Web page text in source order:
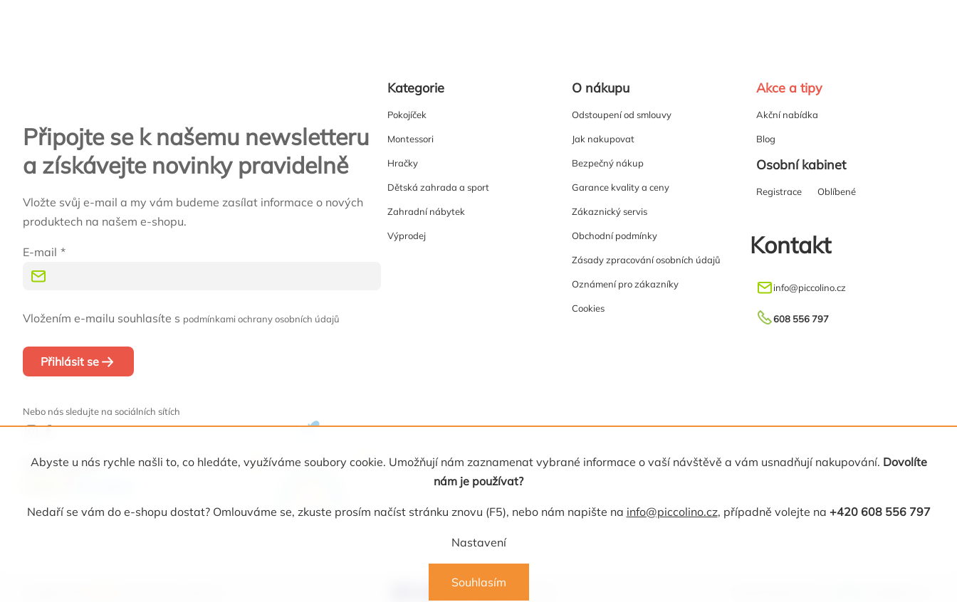
Abyste u nás rychle našli to, co hledáte, využíváme soubory cookie. Umožňují nám zaznamenat vybrané informace o vaší návštěvě a vám usnadňují nakupování. Dovolíte
nám je používat?
Nedaří se vám do e-shopu dostat? Omlouváme se, zkuste prosím načíst stránku znovu (F5), nebo nám napište na info@piccolino.cz, případně volejte na +420 608 556 797
Nastavení
Souhlasím
Připojte se k našemu newsletteru
a získávejte novinky pravidelně
Vložte svůj e-mail a my vám budeme zasílat informace o nových
produktech na našem e-shopu.
E-mail
Vložením e-mailu souhlasíte s podmínkami ochrany osobních údajů
Přihlásit se
Nebo nás sledujte na sociálních sítích
Naši partneři
Kategorie
Pokojíček
Montessori
Hračky
Dětská zahrada a sport
Zahradní nábytek
Výprodej
O nákupu
Odstoupení od smlouvy
Jak nakupovat
Bezpečný nákup
Garance kvality a ceny
Zákaznický servis
Obchodní podmínky
Zásady zpracování osobních údajů
Oznámení pro zákazníky
Cookies
Akce a tipy
Akční nabídka
Blog
Osobní kabinet
Registrace Oblíbené
Kontakt
info@piccolino.cz
608 556 797